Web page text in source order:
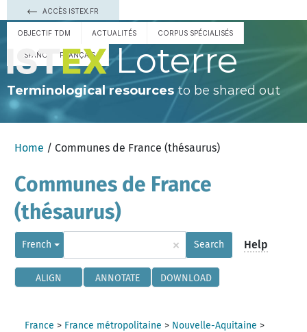
ACCÈS ISTEX.FR
OBJECTIF TDM ACTUALITÉS CORPUS SPÉCIALISÉS
ESPAÑOL FRANÇAIS Loterre
Terminological resourcesto be shared out
Home / Communes de France (thésaurus)
Communes de France
(thésaurus)
French × Search Help
ALIGN ANNOTATE DOWNLOAD
France > France métropolitaine > Nouvelle-Aquitaine >